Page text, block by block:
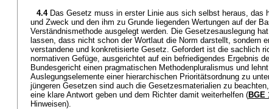
4.4 Das Gesetz muss in erster Linie aus sich selbst heraus, das
und Zweck und den ihm zu Grunde liegenden Wertungen auf der
Verständnismethode ausgelegt werden. Die Gesetzesauslegung
lassen, dass nicht schon der Wortlaut die Norm darstellt, sondern
verstandene und konkretisierte Gesetz. Gefordert ist die sachlich
normativen Gefüge, ausgerichtet auf ein befriedigendes Ergebnis
Bundesgericht einen pragmatischen Methodenpluralismus und
Auslegungselemente einer hierarchischen Prioritätsordnung zu
jüngeren Gesetzen sind auch die Gesetzesmaterialien zu
eine klare Antwort geben und dem Richter damit weiterhelfen (BGE
Hinweisen).